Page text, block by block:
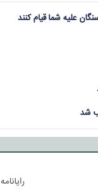
علیه شما قیام کنند
رایانامه